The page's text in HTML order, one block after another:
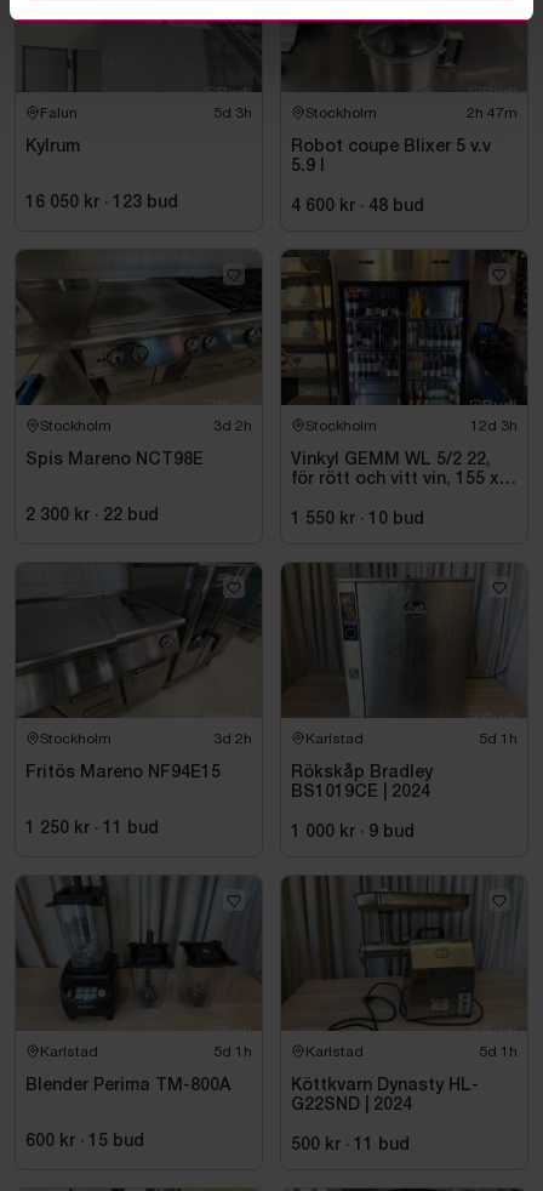
Falun 5d 3h
Kylrum
16 050 kr · 123 bud
Stockholm 2h 47m
Robot coupe Blixer 5 v.v
5.9 l
4 600 kr · 48 bud
Stockholm 3d 2h
Spis Mareno NCT98E
2 300 kr · 22 bud
Stockholm 12d 3h
Vinkyl GEMM WL 5/2 22,
för rött och vitt vin, 155 x
1 550 kr · 10 bud
Stockholm 3d 2h
Fritös Mareno NF94E15
1 250 kr · bud
Karlstad 5d 1h
Rökskåp Bradley
BS1019CE | 2024
1 000 kr · 9 bud
Karlstad 5d 1h
Blender Perima TM-800A
600 kr · 15 bud
Karlstad 5d 1h
Köttkvarn Dynasty HL-
G22SND | 2024
500 kr · bud